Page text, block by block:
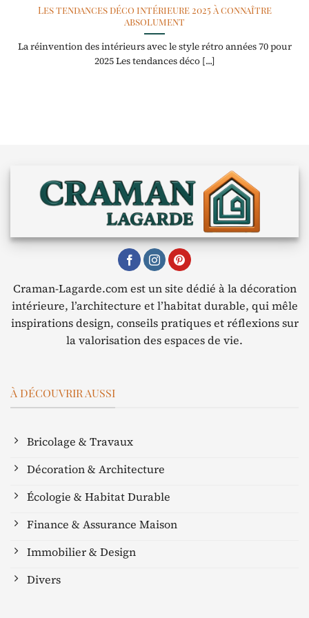
Les tendances déco intérieure 2025 à connaître
absolument
La réinvention des intérieurs avec le style rétro années 70 pour
2025 Les tendances déco [...]
Craman-Lagarde.com est un site dédié à la décoration
intérieure, l’architecture et l’habitat durable, qui mêle
inspirations design, conseils pratiques et réflexions sur
la valorisation des espaces de vie.
À DÉCOUVRIR AUSSI
Bricolage & Travaux
Décoration & Architecture
Écologie & Habitat Durable
Finance & Assurance Maison
Immobilier & Design
Divers